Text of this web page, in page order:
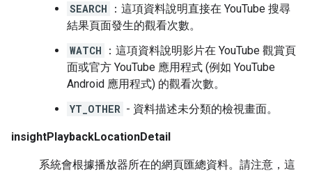
SEARCH
：這項資料說明直接在 YouTube 搜尋
結果頁面發生的觀看次數。
WATCH
：這項資料說明影片在 YouTube 觀賞頁
面或官方 YouTube 應用程式 (例如 YouTube
Android 應用程式) 的觀看次數。
YT_OTHER - 資料描述未分類的檢視畫面。
insightPlaybackLocationDetail
系統會根據播放器所在的網頁匯總資料。請注意，這